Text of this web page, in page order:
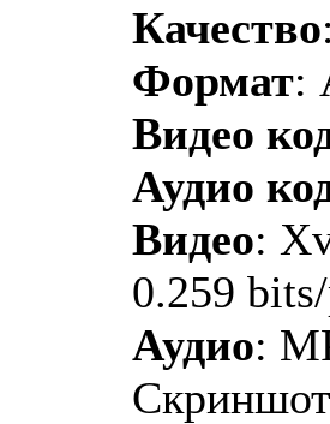
Качество
Формат:
Видео
Аудио
Видео:
0.259
Аудио: